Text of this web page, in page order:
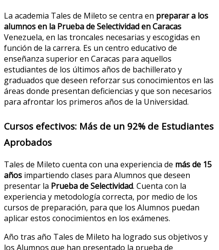
La academia Tales de Mileto se centra en preparar a los
alumnos en la Prueba de Selectividad en Caracas
Venezuela, en las troncales necesarias y escogidas en
función de la carrera. Es un centro educativo de
enseñanza superior en Caracas para aquellos
estudiantes de los últimos años de bachillerato y
graduados que deseen reforzar sus conocimientos en las
áreas donde presentan deficiencias y que son necesarios
para afrontar los primeros años de la Universidad.
Cursos efectivos: Más de un 92% de Estudiantes
Aprobados
Tales de Mileto cuenta con una experiencia de más de 15
años impartiendo clases para Alumnos que deseen
presentar la Prueba de Selectividad. Cuenta con la
experiencia y metodología correcta, por medio de los
cursos de preparación, para que los Alumnos puedan
aplicar estos conocimientos en los exámenes.
Año tras año Tales de Mileto ha logrado sus objetivos y
los Alumnos que han presentado la prueba de